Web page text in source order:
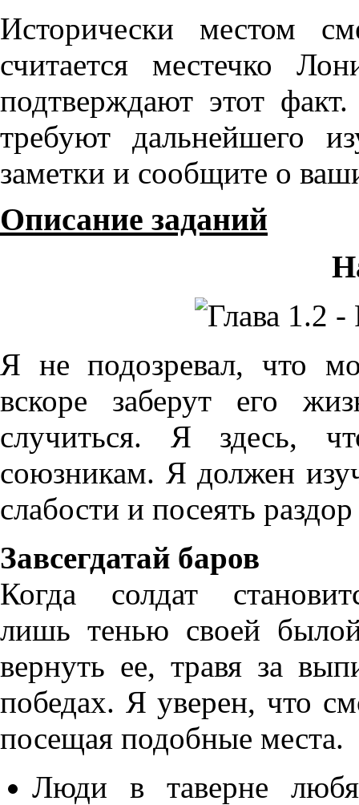
Исторически местом
считается местечко
подтверждают этот
требуют дальнейшего
заметки и сообщите о
Описание заданий
Я не подозревал, что
вскоре заберут его
случиться. Я здесь,
союзникам. Я должен
слабости и посеять
Завсегдатай баров
Когда солдат
лишь тенью своей
вернуть ее, травя за
победах. Я уверен, что
посещая подобные места.
Люди в таверне